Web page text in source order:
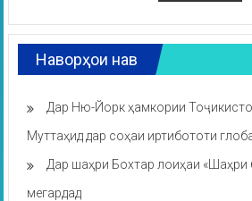
Наворҳои нав
Дар Ню-Йорк ҳамкории
Муттаҳид дар соҳаи иртибототи
Дар шаҳри Бохтар лоиҳаи «Шаҳри
мегардад